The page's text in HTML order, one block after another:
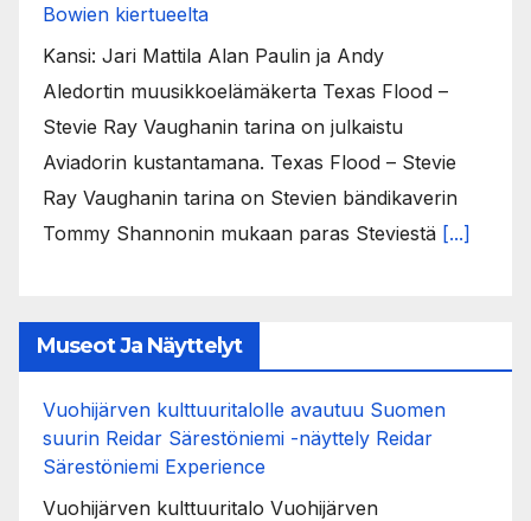
Bowien kiertueelta
Kansi: Jari Mattila Alan Paulin ja Andy
Aledortin muusikkoelämäkerta Texas Flood –
Stevie Ray Vaughanin tarina on julkaistu
Aviadorin kustantamana. Texas Flood – Stevie
Ray Vaughanin tarina on Stevien bändikaverin
Tommy Shannonin mukaan paras Steviestä [...]
Museot Ja Näyttelyt
Vuohijärven kulttuuritalolle avautuu Suomen
suurin Reidar Särestöniemi -näyttely Reidar
Särestöniemi Experience
Vuohijärven kulttuuritalo Vuohijärven